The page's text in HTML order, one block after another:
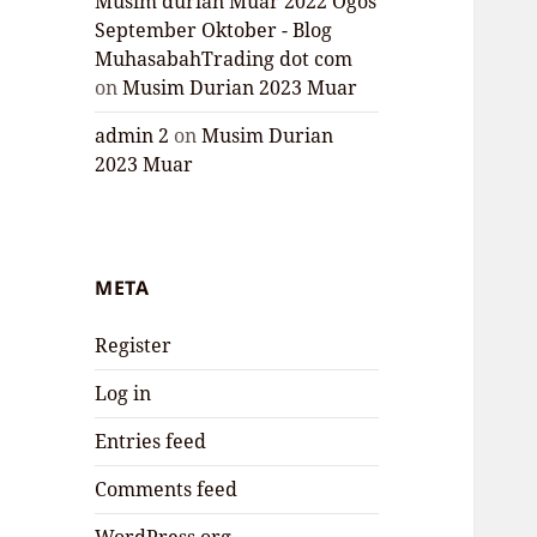
September Oktober - Blog
MuhasabahTrading dot com
onMusim Durian 2023 Muar
admin 2 onMusim Durian
2023 Muar
META
Register
Log in
Entries feed
Comments feed